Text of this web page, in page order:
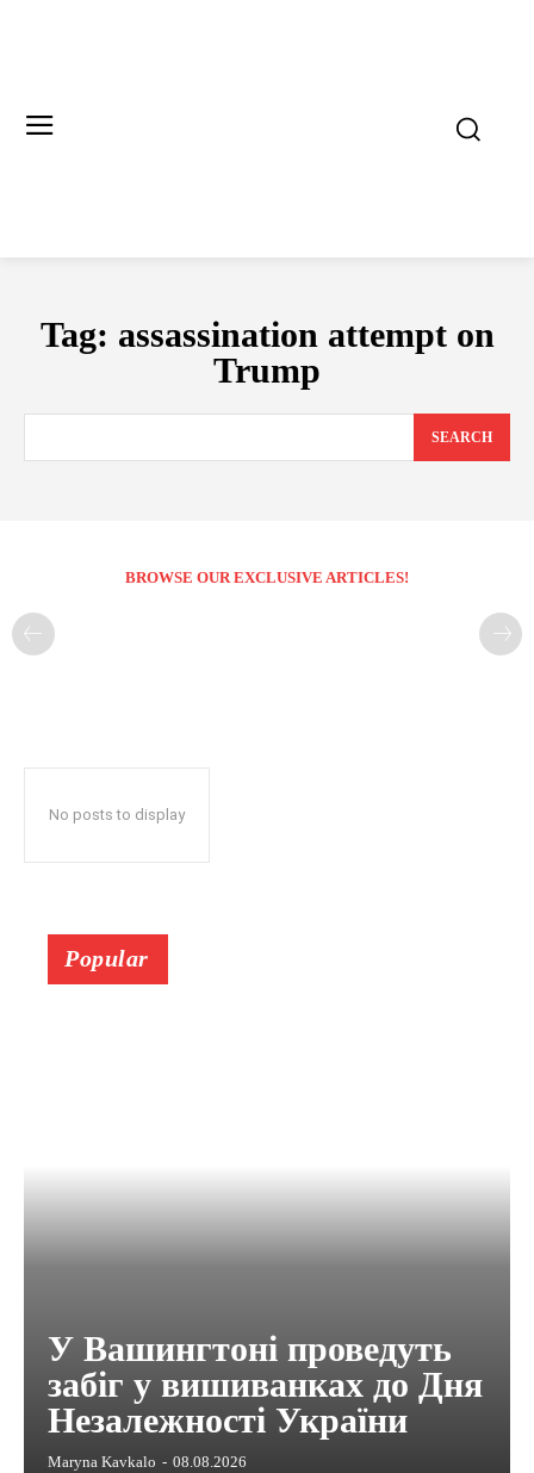
Tag: assassination attempt on
Trump
SEARCH
BROWSE OUR EXCLUSIVE ARTICLES!
No posts to display
Popular
У Вашингтоні проведуть
забіг у вишиванках до Дня
Незалежності України
Maryna Kavkalo - 08.08.2026